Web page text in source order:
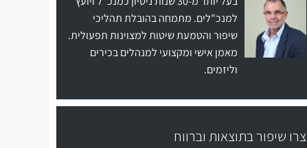
למנכ"לים. מתמחה בהובלת תהליכי
שיפור והטמעת שיטות למצוינות תפעולית.
מאמן אישי ומקצועי למנהלים בכירים
וליזמים.
צרו שיפור בתוצאות וברווח